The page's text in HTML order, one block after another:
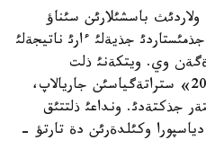
باسشئلارئن سئناؤ
جذيةلئ ءارئ ناتيجةلئ
وي. ويتكةنئ ذلت
كوشباسشئسئ «قازاقستان - 2050» ستراتةگياسئن جاريالاپ،
جذكتةدئ. ونداعئ ذلتتئق
وكئلدةرئن دة تارتؤ -